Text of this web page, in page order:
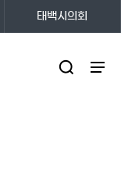
태백시의회